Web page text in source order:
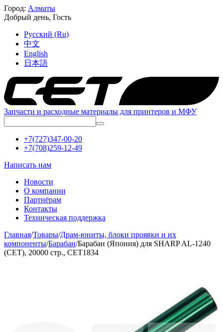
Город: Алматы
Добрый день, Гость
Русский (Ru)
中文
English
日本語
Запчасти и расходные материалы для принтеров и МФУ
+7(727)347-00-20
+7(708)259-12-49
Написать нам
Новости
О компании
Партнёрам
Контакты
Техническая поддержка
Главная/Товары/Драм-юниты, блоки проявки и их
компоненты/Барабан/Барабан (Япония) для SHARP AL-1240
(CET), 20000 стр., CET1834